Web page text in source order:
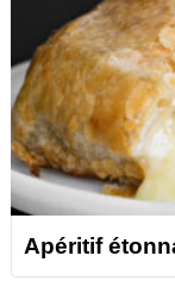
Apéritif